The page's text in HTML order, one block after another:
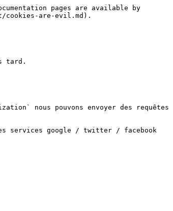
pages are available by
cookies-are-evil.md).
tard.
nous pouvons envoyer des requêtes
services google / twitter / facebook